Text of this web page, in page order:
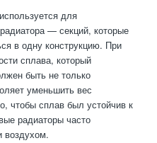
для
— секций, которые
в одну конструкцию. При
сплава, который
быть не только
уменьшить вес
чтобы сплав был устойчив к
радиаторы часто
воздухом.